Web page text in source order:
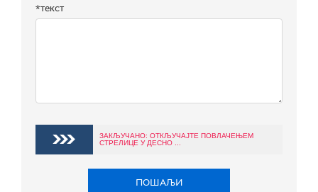
*текст
ЗАКЉУЧАНО: ОТКЉУЧАЈТЕ ПОВЛАЧЕЊЕМ
СТРЕЛИЦЕ У ДЕСНО ...
ПОШАЉИ